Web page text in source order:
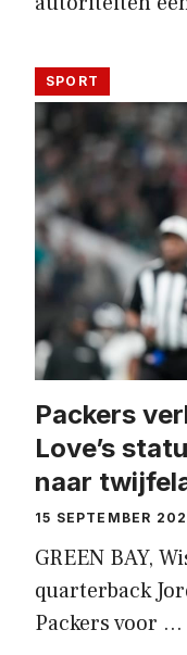
SPORT
Packers
Love’s
naar
15 SEPTEMBER
GREEN BAY,
quarterback
Packers voor …